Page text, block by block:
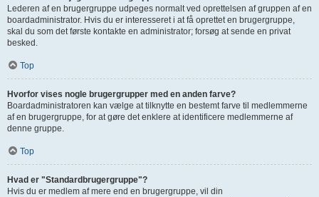
Lederen af en brugergruppe udpeges normalt ved oprettelsen af gruppen af en
boardadministrator. Hvis du er interesseret i at få oprettet en brugergruppe,
skal du som det første kontakte en administrator; forsøg at sende en privat
besked.
Top
Hvorfor vises nogle brugergrupper med en anden farve?
Boardadministratoren kan vælge at tilknytte en bestemt farve til medlemmerne
af en brugergruppe, for at gøre det enklere at identificere medlemmerne af
denne gruppe.
Top
Hvad er "Standardbrugergruppe"?
Hvis du er medlem af mere end en brugergruppe, vil din